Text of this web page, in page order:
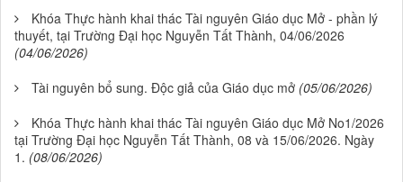
Khóa Thực hành khai thác Tài nguyên Giáo dục Mở - phần lý
thuyết, tại Trường Đại học Nguyễn Tất Thành, 04/06/2026
(04/06/2026)
Tài nguyên bổ sung. Độc giả của Giáo dục mở (05/06/2026)
Khóa Thực hành khai thác Tài nguyên Giáo dục Mở No1/2026
tại Trường Đại học Nguyễn Tất Thành, 08 và 15/06/2026. Ngày
1. (08/06/2026)